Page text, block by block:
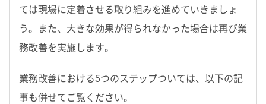
ては現場に定着させる取り組みを進めていきましょ
う。また、大きな効果が得られなかった場合は再び業
務改善を実施します。
業務改善における5つのステップついては、以下の記
事も併せてご覧ください。